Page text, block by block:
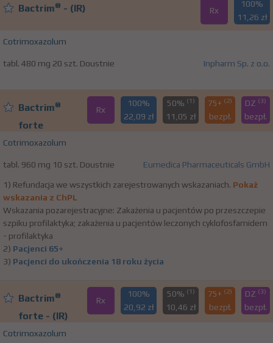
Bactrim® - (IR) Rx
100%
11,26 zł
Cotrimoxazolum
tabl. 480 mg 20 szt. Doustnie Inpharm Sp. z o.o.
Bactrim®
forte
Rx
100%
22,09 zł
50% (1)
11,05 zł
75+ (2)
bezpł.
DZ (3)
bezpł.
Cotrimoxazolum
tabl. 960 mg 10 szt. Doustnie Eumedica Pharmaceuticals GmbH
1) Refundacja we wszystkich zarejestrowanych wskazaniach. Pokaż
wskazania z ChPL
Wskazania pozarejestracyjne: Zakażenia u pacjentów po przeszczepie
szpiku profilaktyka; zakażenia u pacjentów leczonych cyklofosfamidem
- profilaktyka
2) Pacjenci 65+
3) Pacjenci do ukończenia 18 roku życia
Bactrim®
forte - (IR)
Rx
100%
20,92 zł
50% (1)
10,46 zł
75+ (2)
bezpł.
DZ (3)
bezpł.
Cotrimoxazolum